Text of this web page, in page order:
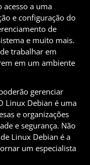
acesso a uma
e configuração do
de
e muito mais.
trabalhar em
em um ambiente
gerenciar
Linux Debian é uma
e organizações
e segurança. Não
Linux Debian é a
um especialista